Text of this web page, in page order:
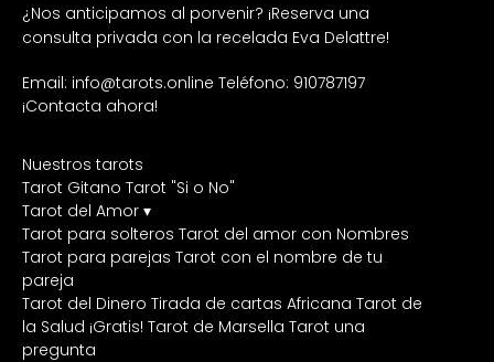
¿Nos anticipamos al porvenir? ¡Reserva una
consulta privada con la recelada Eva Delattre!
Email: info@tarots.online Teléfono: 910787197
¡Contacta ahora!
Nuestros tarots
Tarot Gitano Tarot "Si o No"
Tarot del Amor ▾
Tarot para solteros Tarot del amor con Nombres
Tarot para parejas Tarot con el nombre de tu
pareja
Tarot del Dinero Tirada de cartas Africana Tarot de
la Salud ¡Gratis! Tarot de Marsella Tarot una
pregunta